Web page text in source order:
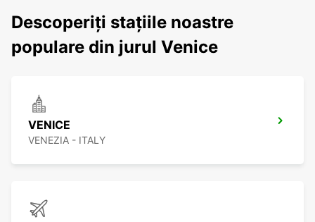
Descoperiți stațiile noastre
populare din jurul Venice
VENICE
VENEZIA - ITALY